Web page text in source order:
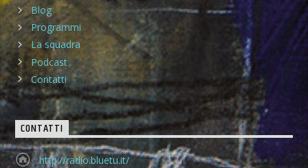
Blog
Programmi
La squadra
Podcast
Contatti
CONTATTI
http://radio.bluetu.it/